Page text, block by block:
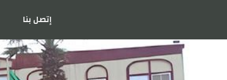
إتصل بنا